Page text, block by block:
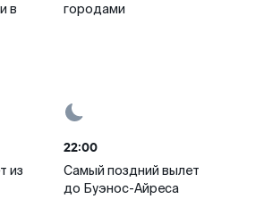
в
городами
из
22:00
Самый поздний вылет
до Буэнос-Айреса